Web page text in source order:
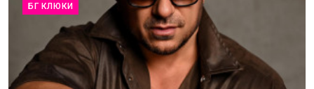
БГ КЛЮКИ